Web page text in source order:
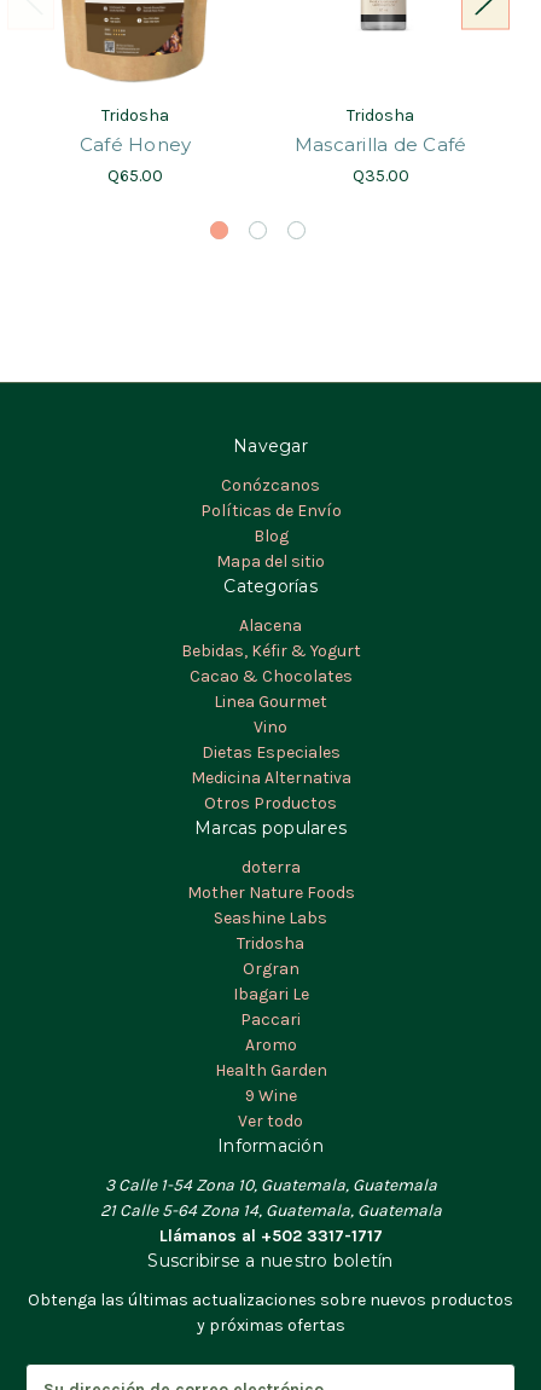
Tridosha
Café Honey
Q65.00
Tridosha
Mascarilla de Café
Q35.00
Navegar
Conózcanos
Políticas de Envío
Blog
Mapa del sitio
Categorías
Alacena
Bebidas, Kéfir & Yogurt
Cacao & Chocolates
Linea Gourmet
Vino
Dietas Especiales
Medicina Alternativa
Otros Productos
Marcas populares
doterra
Mother Nature Foods
Seashine Labs
Tridosha
Orgran
Ibagari Le
Paccari
Aromo
Health Garden
9 Wine
Ver todo
Información
3 Calle 1-54 Zona 10, Guatemala, Guatemala
21 Calle 5-64 Zona 14, Guatemala, Guatemala
Llámanos al +502 3317-1717
Suscribirse a nuestro boletín
Obtenga las últimas actualizaciones sobre nuevos productos
y próximas ofertas